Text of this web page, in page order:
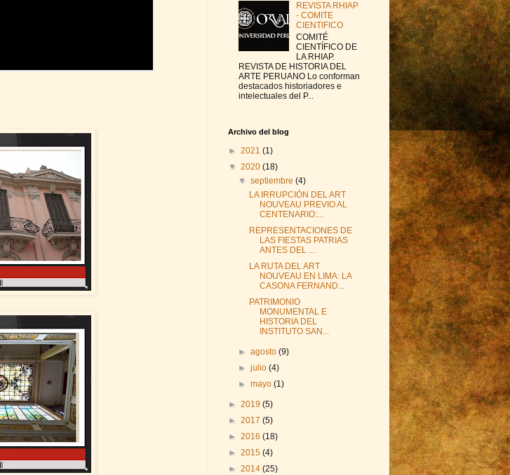
REVISTA RHIAP
- COMITE
CIENTIFICO
COMITÉ
CIENTÍFICO DE
LA RHIAP.
REVISTA DE HISTORIA DEL
ARTE PERUANO Lo conforman
destacados historiadores e
intelectuales del P...
Archivo del blog
► 2021 (1)
▼ 2020 (18)
▼septiembre(4)
LA IRRUPCIÓN DEL ART
NOUVEAU PREVIO AL
CENTENARIO:...
REPRESENTACIONES DE
LAS FIESTAS PATRIAS
ANTES DEL ...
LA RUTA DEL ART
NOUVEAU EN LIMA: LA
CASONA FERNAND...
PATRIMONIO
MONUMENTAL E
HISTORIA DEL
INSTITUTO SAN...
►agosto(9)
►julio(4)
►mayo(1)
► 2019 (5)
► 2017 (5)
► 2016 (18)
► 2015 (4)
► 2014 (25)